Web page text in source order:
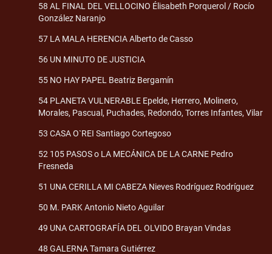
58 AL FINAL DEL VELLOCINO Élisabeth Porquerol / Rocío
González Naranjo
57 LA MALA HERENCIA Alberto de Casso
56 UN MINUTO DE JUSTICIA
55 NO HAY PAPEL Beatriz Bergamín
54 PLANETA VULNERABLE Epelde, Herrero, Molinero,
Morales, Pascual, Puchades, Redondo, Torres Infantes, Vilar
53 CASA O`REI Santiago Cortegoso
52 105 PASOS o LA MECÁNICA DE LA CARNE Pedro
Fresneda
51 UNA CERILLA MI CABEZA Nieves Rodríguez Rodríguez
50 M. PARK Antonio Nieto Aguilar
49 UNA CARTOGRAFÍA DEL OLVIDO Brayan Vindas
48 GALERNA Tamara Gutiérrez